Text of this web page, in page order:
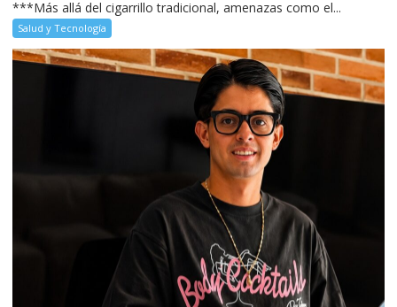
***Más allá del cigarrillo tradicional, amenazas como el...
Salud y Tecnología